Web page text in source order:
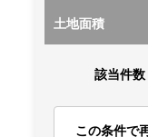
土地面積
該当件数
この条件で